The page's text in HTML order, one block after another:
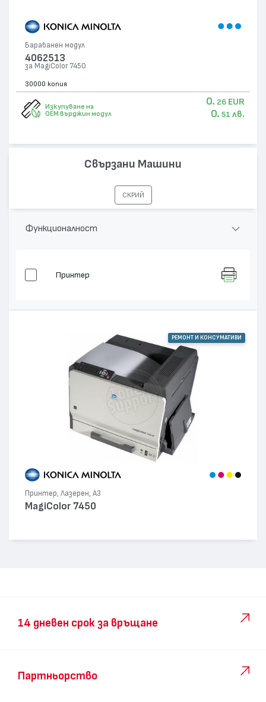
Барабанен модул
4062513
за MagiColor 7450
30000 копия
Изкупуване на
OEM върджин модул
0. 26 EUR
0. 51 лв.
Свързани Машини
СКРИЙ
Функционалност
Принтер
РЕМОНТ И КОНСУМАТИВИ
Принтер, Лазерен, А3
MagiColor 7450
14 дневен срок за връщане
Партньорство